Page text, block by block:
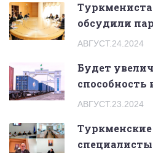
обсудили
АВГУСТ.24.2024
Будет
способность
АВГУСТ.23.2024